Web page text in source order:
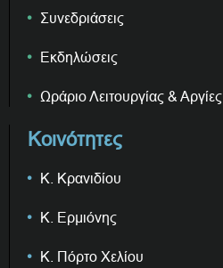
Συνεδριάσεις
Εκδηλώσεις
Ωράριο Λειτουργίας & Αργίες
Κοινότητες
Κ. Κρανιδίου
Κ. Ερμιόνης
Κ. Πόρτο Χελίου